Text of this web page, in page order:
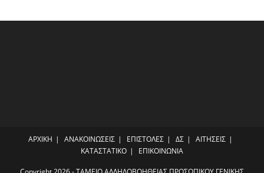
ΑΡΧΙΚΗ ΑΝΑΚΟΙΝΩΣΕΙΣ ΕΠΙΣΤΟΛΕΣ ΔΣ
ΑΙΤΗΣΕΙΣ
ΚΑΤΑΣΤΑΤΙΚΟ
ΕΠΙΚΟΙΝΩΝΙΑ